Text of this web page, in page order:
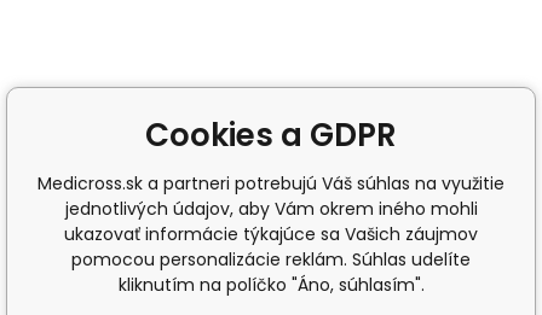
Cookies a GDPR
Medicross.sk a partneri potrebujú Váš súhlas na využitie
jednotlivých údajov, aby Vám okrem iného mohli
ukazovať informácie týkajúce sa Vašich záujmov
pomocou personalizácie reklám. Súhlas udelíte
kliknutím na políčko "Áno, súhlasím".